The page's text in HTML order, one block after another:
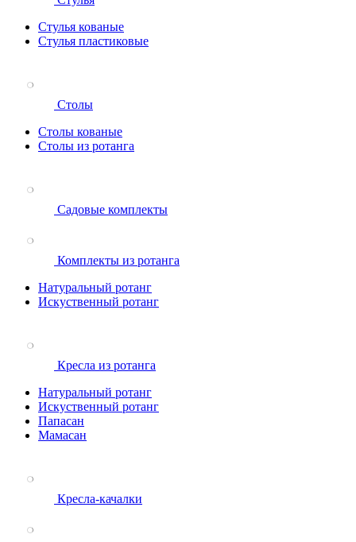
Стулья кованые
Стулья пластиковые
Столы
Столы кованые
Столы из ротанга
Садовые комплекты
Комплекты из ротанга
Натуральный ротанг
Искуственный ротанг
Кресла из ротанга
Натуральный ротанг
Искуственный ротанг
Папасан
Мамасан
Кресла-качалки